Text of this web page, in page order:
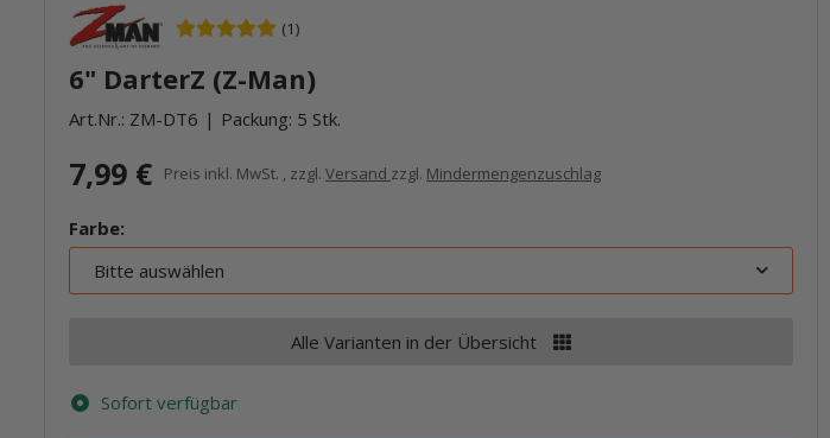
(1)
6" DarterZ (Z-Man)
Art.Nr.: ZM-DT6 Packung: 5 Stk.
7,99 € Preis inkl. MwSt. , zzgl. Versand zzgl. Mindermengenzuschlag
Farbe:
Bitte auswählen
Alle Varianten in der Übersicht
Sofort verfügbar